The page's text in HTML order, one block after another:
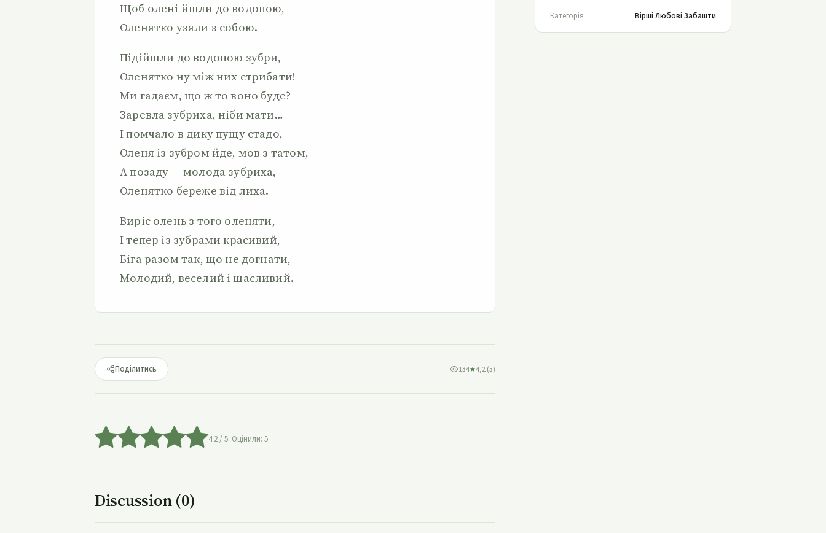
Щоб олені йшли до водопою,
Оленятко узяли з собою.
Підійшли до водопою зубри,
Оленятко ну між них стрибати!
Ми гадаєм, що ж то воно буде?
Заревла зубриха, ніби мати…
І помчало в дику пущу стадо,
Оленя із зубром йде, мов з татом,
А позаду — молода зубриха,
Оленятко береже від лиха.
Виріс олень з того оленяти,
І тепер із зубрами красивий,
Біга разом так, що не догнати,
Молодий, веселий і щасливий.
Поділитись 134★4,2 (5)
4.2/ 5. Оцінили: 5
Discussion (0)
Категорія Вірші Любові Забашти